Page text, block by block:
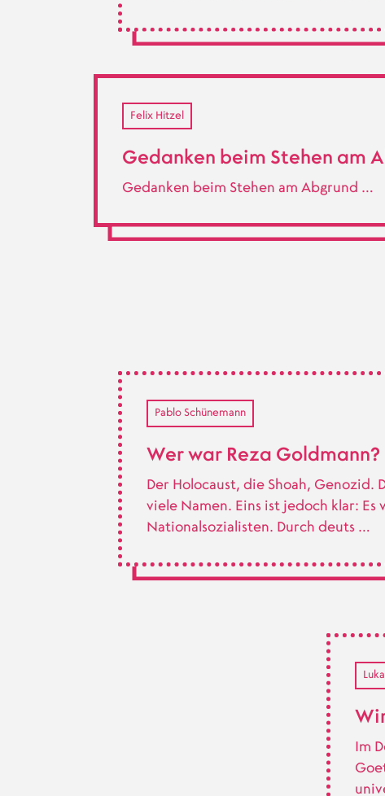
Felix Hitzel
Gedanken beim Stehen am
Gedanken beim Stehen am Abgrund …
Pablo Schünemann
Wer war Reza Goldmann?
Der Holocaust, die Shoah, Genozid.
viele Namen. Eins ist jedoch klar:
Nationalsozialisten. Durch deuts …
Im